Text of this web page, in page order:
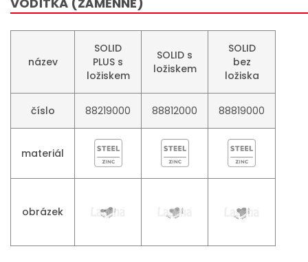
název
SOLID
PLUS s
ložiskem
SOLID s
ložiskem
SOLID
bez
ložiska
číslo 88219000 88812000 88819000
materiál
obrázek